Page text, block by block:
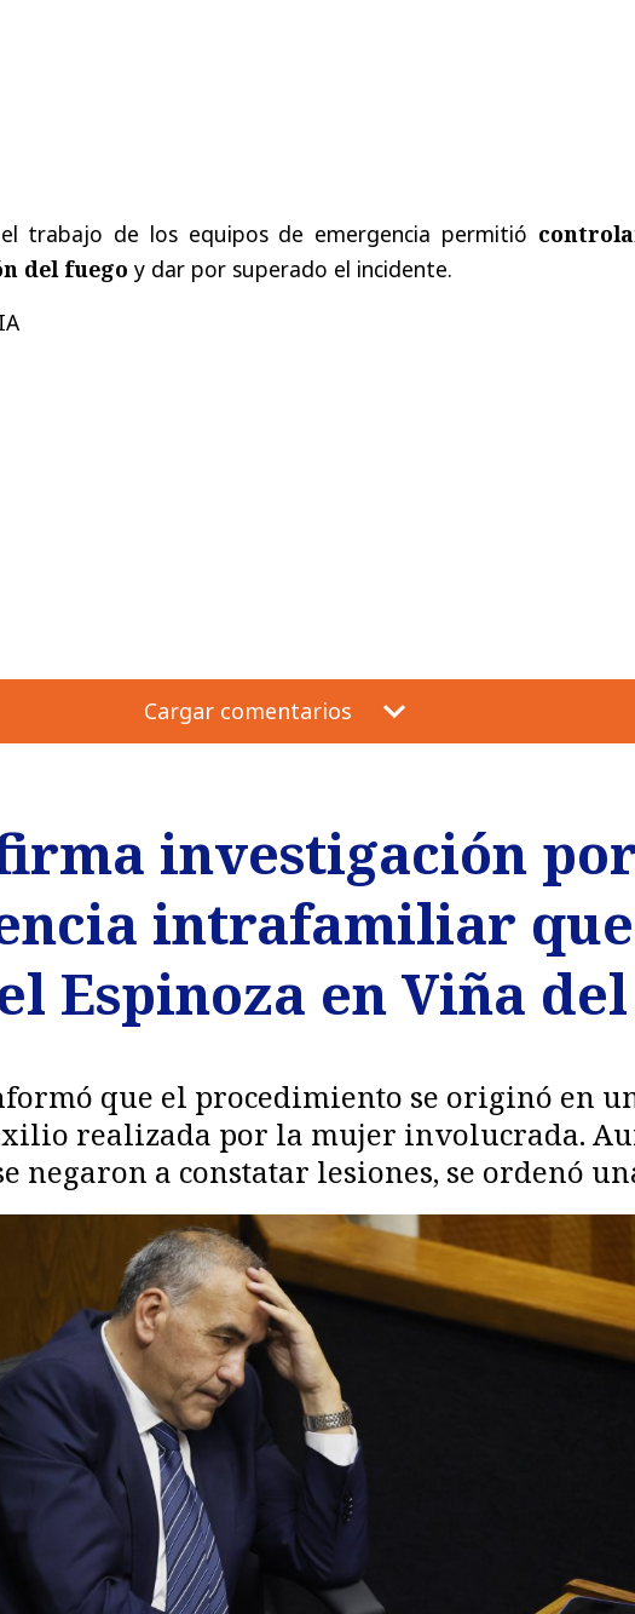
el trabajo de los equipos de emergencia permitió
del fuego y dar por superado el incidente.
Cargar comentarios
investigación
intrafamiliar
Espinoza en Viña
que el procedimiento se originó en
realizada por la mujer involucrada.
negaron a constatar lesiones, se ordenó